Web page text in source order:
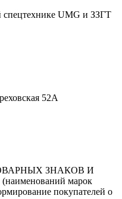
спецтехнике UMG и ЗЗГТ
52А
ТОВАРНЫХ ЗНАКОВ И
марок
покупателей о